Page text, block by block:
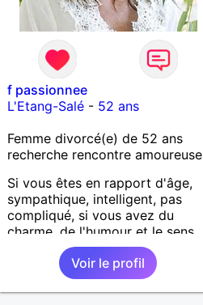
f passionnee
L'Etang-Salé - 52 ans
Femme divorcé(e) de 52 ans
recherche rencontre amoureuse
Si vous êtes en rapport d'âge,
sympathique, intelligent, pas
compliqué, si vous avez du
charme, de l'humour et le sens
des valeurs, si vous aimez la
nature, la campagne, les
animaux.. Alors on pourrait
s'entendre, du coup n'hésitez
Voir le profil